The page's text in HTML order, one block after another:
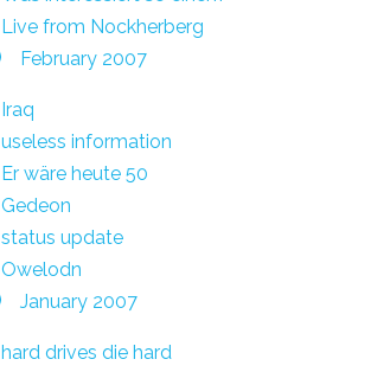
Live from Nockherberg
February 2007
Iraq
useless information
Er wäre heute 50
Gedeon
status update
Owelodn
January 2007
hard drives die hard